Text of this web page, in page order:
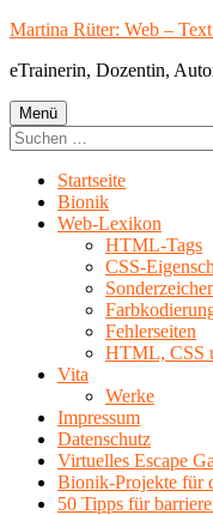
Springe
Inhalt
Martina Rüter: Web –
eTrainerin, Dozentin,
Primäres
Menü
Menü
Suchen
nach:
Startseite
Bionik
Web-Lexikon
HTML-Tags
CSS-
Fehlerseiten
HTML, CSS
Vita
Werke
Impressum
Datenschutz
Virtuelles Escape
Bionik-Projekte für
50 Tipps für